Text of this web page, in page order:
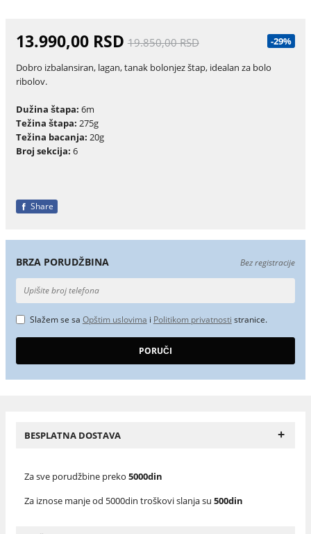
13.990,00 RSD 19.850,00 RSD -29%
Dobro izbalansiran, lagan, tanak bolonjez štap, idealan za bolo
ribolov.
Dužina štapa: 6m
Težina štapa: 275g
Težina bacanja: 20g
Broj sekcija: 6
Share
BRZA PORUDŽBINA Bez registracije
Slažem se sa Opštim uslovima i Politikom privatnosti stranice.
BESPLATNA DOSTAVA +
Za sve porudžbine preko 5000din
Za iznose manje od 5000din troškovi slanja su 500din